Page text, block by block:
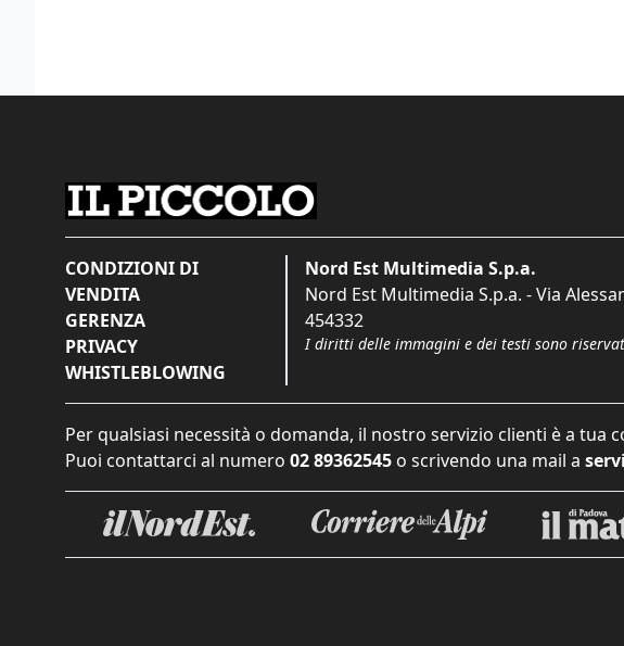
CONDIZIONI DI
VENDITA
GERENZA
PRIVACY
WHISTLEBLOWING
Nord Est Multimedia S.p.a.
Nord Est Multimedia S.p.a. - Via
454332
I diritti delle immagini e dei testi sono
Per qualsiasi necessità o domanda, il nostro servizio clienti è a tua
Puoi contattarci al numero 02 89362545 o scrivendo una mail a